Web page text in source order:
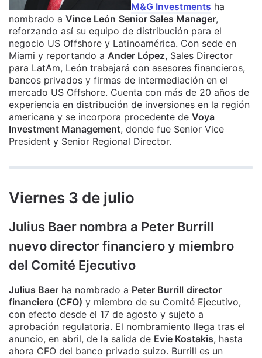
M&G Investments ha
nombrado a Vince León Senior Sales Manager,
reforzando así su equipo de distribución para el
negocio US Offshore y Latinoamérica. Con sede en
Miami y reportando a Ander López, Sales Director
para LatAm, León trabajará con asesores financieros,
bancos privados y firmas de intermediación en el
mercado US Offshore. Cuenta con más de 20 años de
experiencia en distribución de inversiones en la región
americana y se incorpora procedente de Voya
Investment Management, donde fue Senior Vice
President y Senior Regional Director.
Viernes 3 de julio
Julius Baer nombra a Peter Burrill
nuevo director financiero y miembro
del Comité Ejecutivo
Julius Baer ha nombrado a Peter Burrill director
financiero (CFO) y miembro de su Comité Ejecutivo,
con efecto desde el 17 de agosto y sujeto a
aprobación regulatoria. El nombramiento llega tras el
anuncio, en abril, de la salida de Evie Kostakis, hasta
ahora CFO del banco privado suizo. Burrill es un